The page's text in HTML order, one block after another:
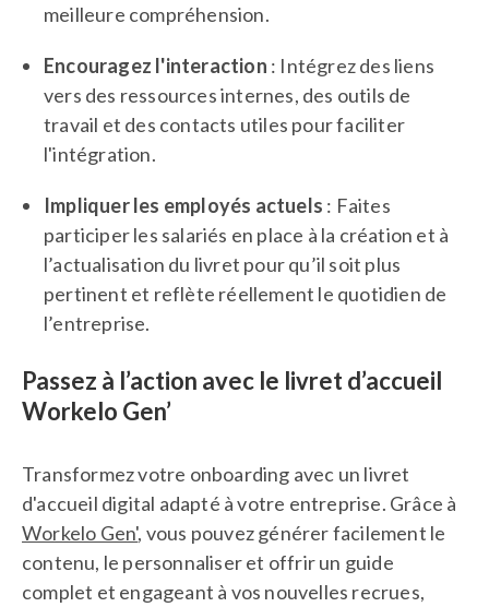
meilleure compréhension.
Encouragez l'interaction : Intégrez des liens
vers des ressources internes, des outils de
travail et des contacts utiles pour faciliter
l'intégration.
Impliquer les employés actuels : Faites
participer les salariés en place à la création et à
l’actualisation du livret pour qu’il soit plus
pertinent et reflète réellement le quotidien de
l’entreprise.
Passez à l’action avec le livret d’accueil
Workelo Gen’
Transformez votre onboarding avec un livret
d'accueil digital adapté à votre entreprise. Grâce à
Workelo Gen', vous pouvez générer facilement le
contenu, le personnaliser et offrir un guide
complet et engageant à vos nouvelles recrues,